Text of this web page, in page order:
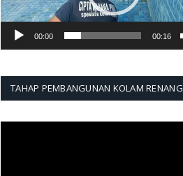
00:00 00:16
TAHAP PEMBANGUNAN KOLAM RENANG